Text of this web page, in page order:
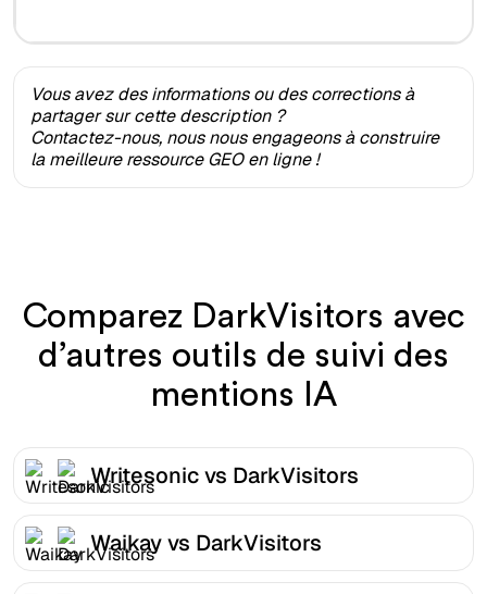
Vous avez des informations ou des corrections à
partager sur cette description ?
Contactez-nous, nous nous engageons à construire
la meilleure ressource GEO en ligne !
Comparez DarkVisitors avec
d’autres outils de suivi des
mentions IA
Writesonic vs DarkVisitors
Waikay vs DarkVisitors